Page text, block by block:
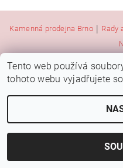
Kamenná prodejna Brno | Rady
2026 © Botýsek,
Tento web používá
tohoto webu vyjadřujete